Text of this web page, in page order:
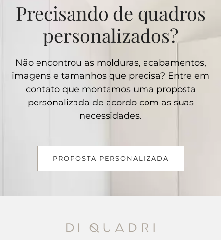
Precisando de quadros
personalizados?
Não encontrou as molduras, acabamentos,
imagens e tamanhos que precisa? Entre em
contato que montamos uma proposta
personalizada de acordo com as suas
necessidades.
PROPOSTA PERSONALIZADA